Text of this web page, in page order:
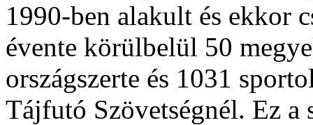
1990-ben alakult és ekkor
évente körülbelül 50
országszerte és 1031
Tájfutó Szövetségnél. Ez a